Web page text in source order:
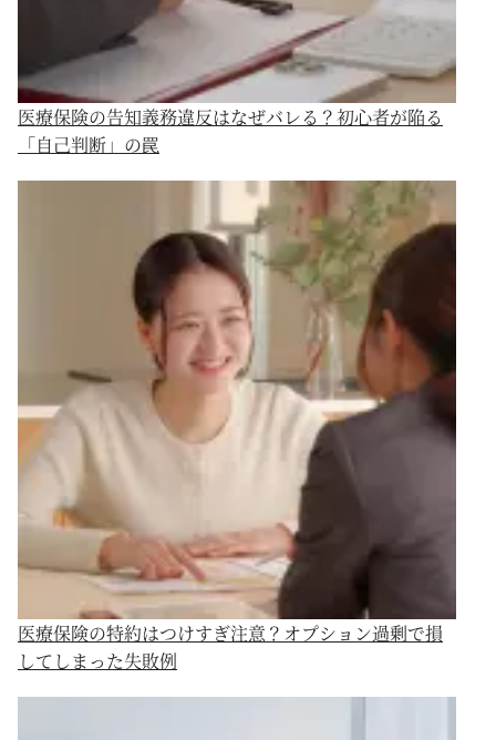
医療保険の告知義務違反はなぜバレる？初心者が陥る
「自己判断」の罠
医療保険の特約はつけすぎ注意？オプション過剰で損
してしまった失敗例